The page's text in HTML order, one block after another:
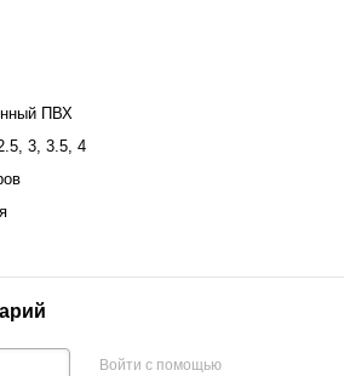
ПВХ
3, 3.5, 4
Войти с помощью